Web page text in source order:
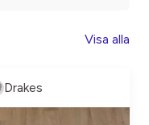
Visa alla
Drakes